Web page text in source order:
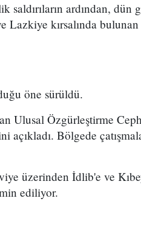
ardından, dün
Lazkiye kırsalında
öne sürüldü.
Ulusal Özgürleştirme
Bölgede
üzerinden İdlib'e ve
ediliyor.